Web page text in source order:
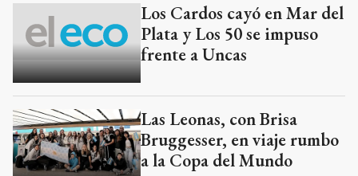
Los Cardos cayó en Mar del
Plata y Los 50 se impuso
frente a Uncas
Las Leonas, con Brisa
Bruggesser, en viaje rumbo
a la Copa del Mundo